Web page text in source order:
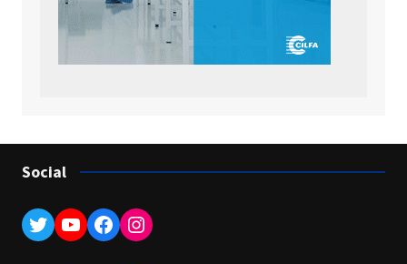
Social
Twitter
YouTube
Facebook
Instagram